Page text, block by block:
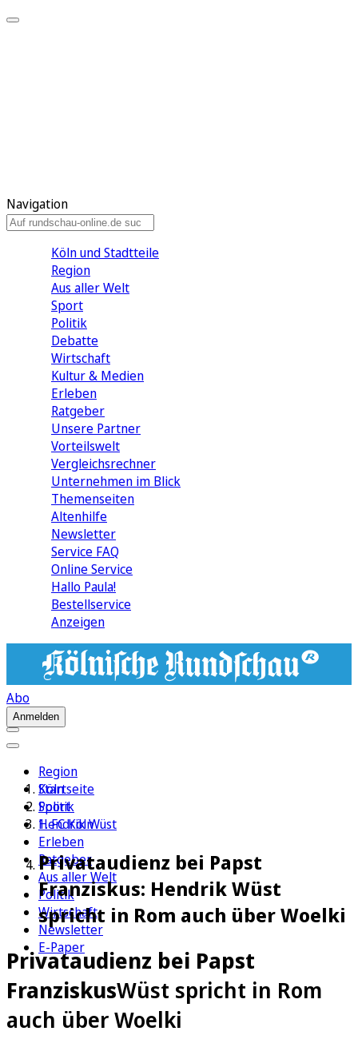
Navigation
Köln und Stadtteile
Region
Aus aller Welt
Sport
Politik
Debatte
Wirtschaft
Kultur & Medien
Erleben
Ratgeber
Unsere Partner
Vorteilswelt
Vergleichsrechner
Unternehmen im Blick
Themenseiten
Altenhilfe
Newsletter
Service FAQ
Online Service
Hallo Paula!
Bestellservice
Anzeigen
Abo
Anmelden
Region
Köln
Sport
1. FC Köln
Erleben
Ratgeber
Aus aller Welt
Politik
Wirtschaft
Newsletter
E-Paper
Startseite
Politik
Hendrik Wüst
Privataudienz bei Papst
Franziskus: Hendrik Wüst
spricht in Rom auch über Woelki
Privataudienz bei Papst
FranziskusWüst spricht in Rom
auch über Woelki